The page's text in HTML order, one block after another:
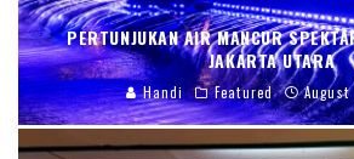
PERTUNJUKAN AIR MANCUR
JAKARTA UTARA
Handi Featured